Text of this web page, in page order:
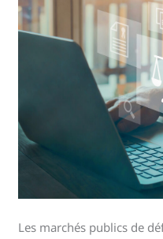
Les marchés publics de